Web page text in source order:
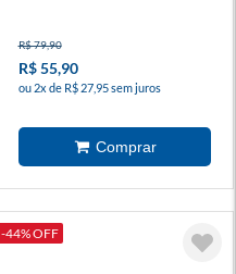
R$ 79,90
R$ 55,90
ou 2x de R$ 27,95 sem juros
-44% OFF